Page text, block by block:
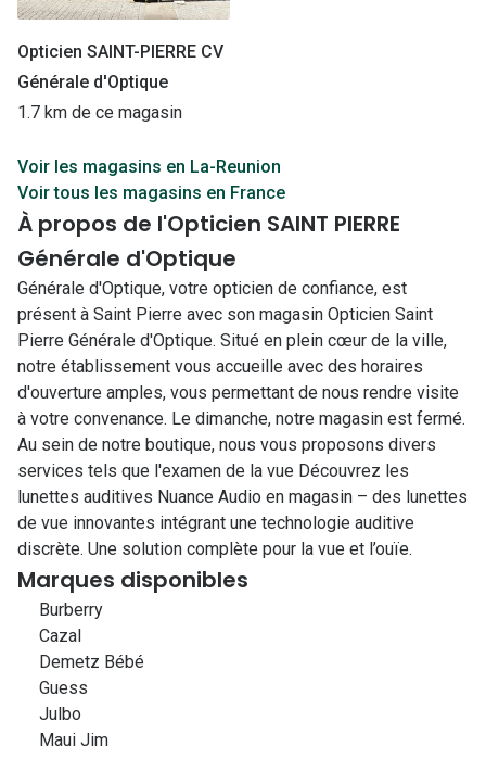
Opticien SAINT-PIERRE CV
Générale d'Optique
1.7 km de ce magasin
Voir les magasins en La-Reunion
Voir tous les magasins en France
À propos de l'Opticien SAINT PIERRE
Générale d'Optique
Générale d'Optique, votre opticien de confiance, est
présent à Saint Pierre avec son magasin Opticien Saint
Pierre Générale d'Optique. Situé en plein cœur de la ville,
notre établissement vous accueille avec des horaires
d'ouverture amples, vous permettant de nous rendre visite
à votre convenance. Le dimanche, notre magasin est fermé.
Au sein de notre boutique, nous vous proposons divers
services tels que l'examen de la vue Découvrez les
lunettes auditives Nuance Audio en magasin – des lunettes
de vue innovantes intégrant une technologie auditive
discrète. Une solution complète pour la vue et l’ouïe.
Marques disponibles
Burberry
Cazal
Demetz Bébé
Guess
Julbo
Maui Jim